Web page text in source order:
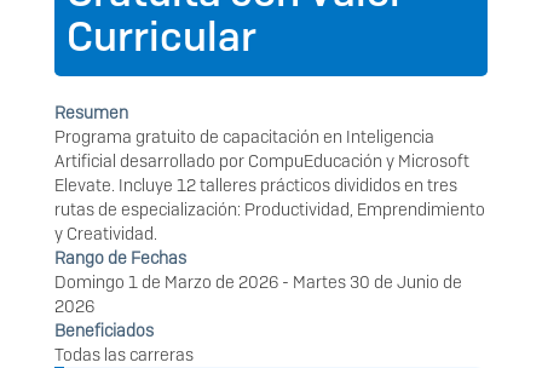
Curricular
Resumen
Programa gratuito de capacitación en Inteligencia
Artificial desarrollado por CompuEducación y Microsoft
Elevate. Incluye 12 talleres prácticos divididos en tres
rutas de especialización: Productividad, Emprendimiento
y Creatividad.
Rango de Fechas
Domingo 1 de Marzo de 2026 - Martes 30 de Junio de
2026
Beneficiados
Todas las carreras